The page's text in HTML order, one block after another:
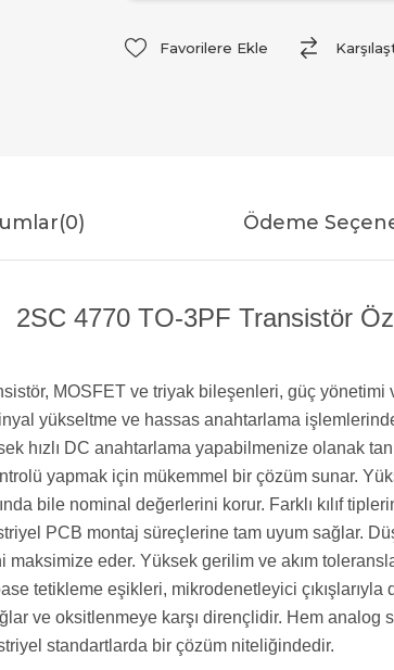
Favorilere Ekle
(0) Ödeme
2SC 4770 TO-3PF Transistör
MOSFET ve triyak bileşenleri, güç
yükseltme ve hassas anahtarlama
hızlı DC anahtarlama yapabilmenize olanak
yapmak için mükemmel bir çözüm sunar.
bile nominal değerlerini korur. Farklı kılıf
PCB montaj süreçlerine tam uyum sağlar.
eder. Yüksek gerilim ve akım
tetikleme eşikleri, mikrodenetleyici
ve oksitlenmeye karşı dirençlidir. Hem
standartlarda bir çözüm niteliğindedir.